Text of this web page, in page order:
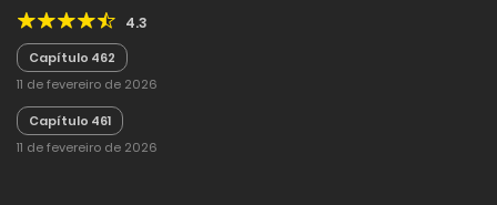
4.3
Capítulo 462
11 de fevereiro de 2026
Capítulo 461
11 de fevereiro de 2026